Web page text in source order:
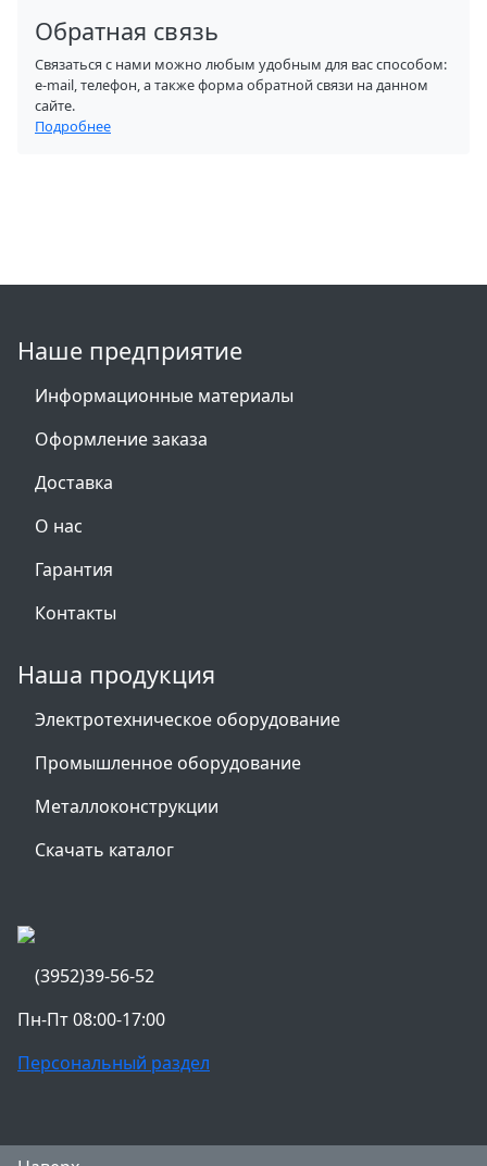
Обратная связь
Связаться с нами можно любым удобным для вас способом:
e-mail, телефон, а также форма обратной связи на данном
сайте.
Подробнее
Наше предприятие
Информационные материалы
Оформление заказа
Доставка
О нас
Гарантия
Контакты
Наша продукция
Электротехническое оборудование
Промышленное оборудование
Металлоконструкции
Скачать каталог
(3952)39-56-52
Пн-Пт 08:00-17:00
Персональный раздел